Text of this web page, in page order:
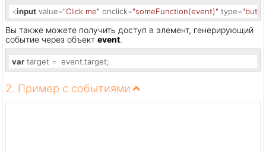
<input value="Click me" onclick="someFunction(event)" type=
Вы также можете получить доступ в элемент, генерирующий
событие через объект event.
var target =  event. target;
2. Пример с событиями